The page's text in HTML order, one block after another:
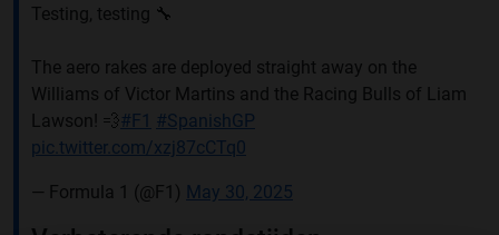
Testing, testing 🔧
The aero rakes are deployed straight away on the
Williams of Victor Martins and the Racing Bulls of Liam
Lawson! 💨#F1 #SpanishGP
pic.twitter.com/xzj87cCTq0
— Formula 1 (@F1) May 30, 2025